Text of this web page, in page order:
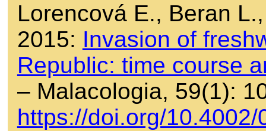
Lorencová E., Beran
2015: Invasion of
Republic: time course
– Malacologia, 59(1):
https://doi.org/